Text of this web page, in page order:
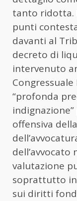
tanto ridotta.
punti
davanti al
decreto di
intervenuto
Congressuale
“profonda
offensiva
valutazione
soprattutto
sui diritti